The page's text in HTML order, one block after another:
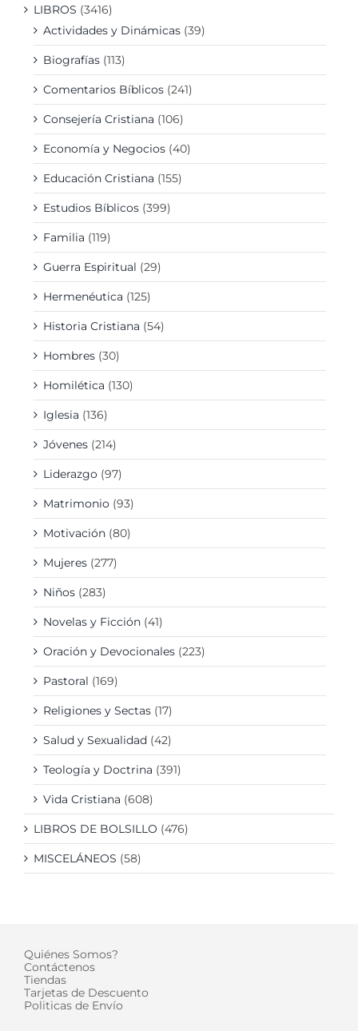
LIBROS (3416)
Actividades y Dinámicas (39)
Biografías (113)
Comentarios Bíblicos (241)
Consejería Cristiana (106)
Economía y Negocios (40)
Educación Cristiana (155)
Estudios Bíblicos (399)
Familia (119)
Guerra Espiritual (29)
Hermenéutica (125)
Historia Cristiana (54)
Hombres (30)
Homilética (130)
Iglesia (136)
Jóvenes (214)
Liderazgo (97)
Matrimonio (93)
Motivación (80)
Mujeres (277)
Niños (283)
Novelas y Ficción (41)
Oración y Devocionales (223)
Pastoral (169)
Religiones y Sectas (17)
Salud y Sexualidad (42)
Teología y Doctrina (391)
Vida Cristiana (608)
LIBROS DE BOLSILLO (476)
MISCELÁNEOS (58)
Quiénes Somos?
Contáctenos
Tiendas
Tarjetas de Descuento
Politicas de Envío